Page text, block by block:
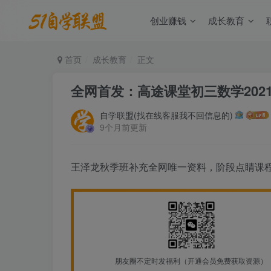
创业赚钱 成长教育
首页 成长教育 正文
全网首发：高途课堂初三数学
自学联盟(找在线客服我不回信息的)
9个月前更新
王泽龙秋季班补充全网唯一资料，阶段点睛课
朋友圈不定时发福利（开通会员免费获取资源）